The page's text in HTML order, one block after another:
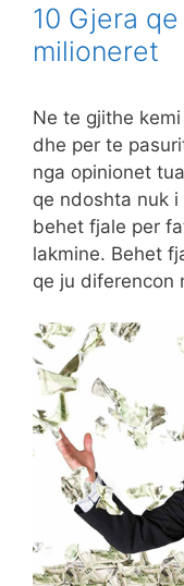
10 Gjera
milioneret
Ne te gjithe
dhe per te
nga opinionet
qe ndoshta nuk
behet fjale per
lakmine. Behet
qe ju diferencon